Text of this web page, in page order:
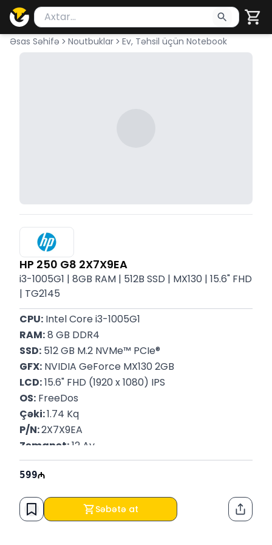
Məhsul axtar
Axtarış üçün ən azı 2 simvol yazın. Göndərmək
Əsas Səhifə Noutbuklar Ev, Təhsil üçün Notebook
HP 250 G8 2X7X9EA
i3-1005G1 | 8GB RAM | 512B SSD | MX130 | 15.6" FHD
| TG2145
CPU: Intel Core i3-1005G1
RAM: 8 GB DDR4
SSD: 512 GB M.2 NVMe™ PCIe®
GFX: NVIDIA GeForce MX130 2GB
LCD: 15.6" FHD (1920 x 1080) IPS
OS: FreeDos
Çəki: 1.74 Kq
P/N: 2X7X9EA
Zəmanət: 12 Ay
599
Səbətə at